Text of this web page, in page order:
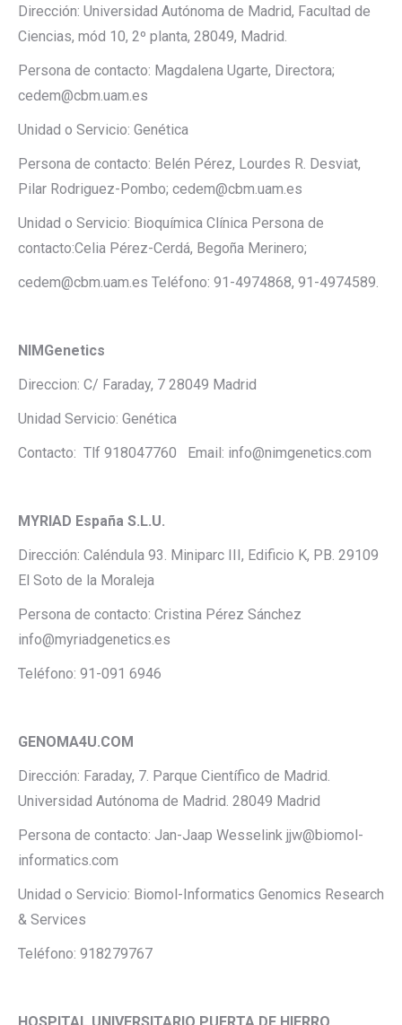
Dirección: Universidad Autónoma de Madrid, Facultad de
Ciencias, mód 10, 2º planta, 28049, Madrid.
Persona de contacto: Magdalena Ugarte, Directora;
cedem@cbm.uam.es
Unidad o Servicio: Genética
Persona de contacto: Belén Pérez, Lourdes R. Desviat,
Pilar Rodriguez-Pombo; cedem@cbm.uam.es
Unidad o Servicio: Bioquímica Clínica Persona de
contacto:Celia Pérez-Cerdá, Begoña Merinero;
cedem@cbm.uam.es Teléfono: 91-4974868, 91-4974589.
NIMGenetics
Direccion: C/ Faraday, 7 28049 Madrid
Unidad Servicio: Genética
Contacto: Tlf 918047760 Email: info@nimgenetics.com
MYRIAD España S.L.U.
Dirección: Caléndula 93. Miniparc III, Edificio K, PB. 29109
El Soto de la Moraleja
Persona de contacto: Cristina Pérez Sánchez
info@myriadgenetics.es
Teléfono: 91-091 6946
GENOMA4U.COM
Dirección: Faraday, 7. Parque Científico de Madrid.
Universidad Autónoma de Madrid. 28049 Madrid
Persona de contacto: Jan-Jaap Wesselink jjw@biomol-
informatics.com
Unidad o Servicio: Biomol-Informatics Genomics Research
& Services
Teléfono: 918279767